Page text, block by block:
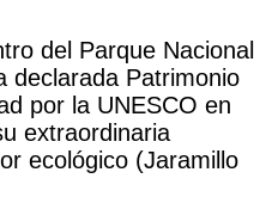
del Parque Nacional
declarada Patrimonio
por la UNESCO en
extraordinaria
ecológico (Jaramillo